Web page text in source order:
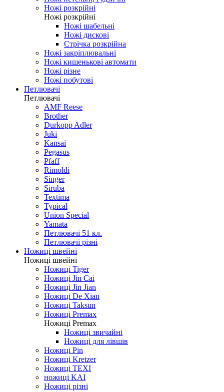
Ножі розкрійні
Ножі розкрійні
Ножі шабельні
Ножі дискові
Стрічка розкрійна
Ножі закріплювальні
Ножі кишенькові автомати
Ножі різне
Ножі побутові
Петлювачі
Петлювачі
AMF Reese
Brother
Durkopp Adler
Juki
Kansai
Pegasus
Pfaff
Rimoldi
Singer
Siruba
Textima
Typical
Union Special
Yamata
Петлювачі 51 кл.
Петлювачі різні
Ножиці швейні
Ножиці швейні
Ножиці Tiger
Ножиці Jin Cai
Ножиці Jin Jian
Ножиці De Xian
Ножиці Taksun
Ножиці Premax
Ножиці Premax
Ножиці звичайні
Ножиці для лівшів
Ножиці Pin
Ножиці Kretzer
Ножиці TEXI
ножиці KAI
Ножиці різні